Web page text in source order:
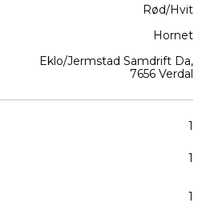
Rød/Hvit
Hornet
Eklo/Jermstad Samdrift Da,
7656 Verdal
1
1
1